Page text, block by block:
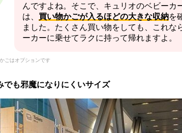
んですよね。そこで、キュリオのベビーカ
は、 買い物かごが入るほどの大きな収納を
ました。たくさん買い物をしても、これな
ーカーに乗せてラクに持って帰れますよ。
ごはオプションです
でも邪魔になりにくいサイズ